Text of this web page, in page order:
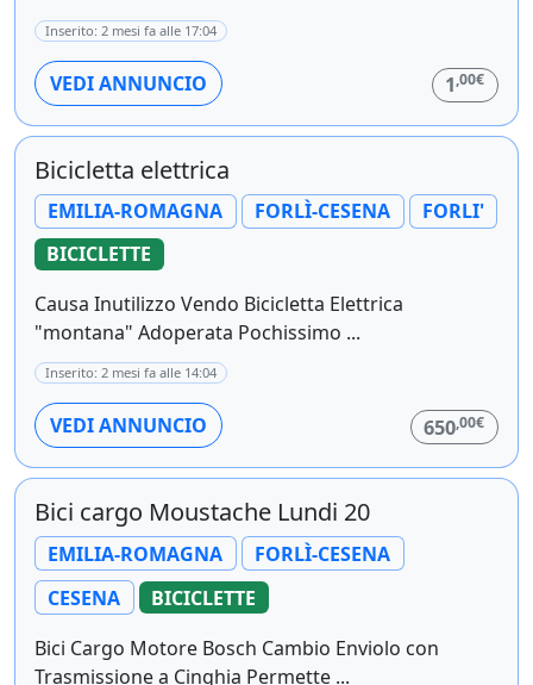
Inserito: 2 mesi fa alle 17:04
VEDI ANNUNCIO 1,00€
Bicicletta elettrica
EMILIA-ROMAGNA FORLÌ-CESENA
FORLI'
BICICLETTE
Causa Inutilizzo Vendo Bicicletta Elettrica
"montana" Adoperata Pochissimo ...
Inserito: 2 mesi fa alle 14:04
VEDI ANNUNCIO 650,00€
Bici cargo Moustache Lundi 20
EMILIA-ROMAGNA
FORLÌ-CESENA
CESENA
BICICLETTE
Bici Cargo Motore Bosch Cambio Enviolo con
Trasmissione a Cinghia Permette ...